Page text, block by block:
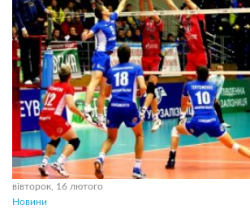
вівторок, 16 лютого
Новини